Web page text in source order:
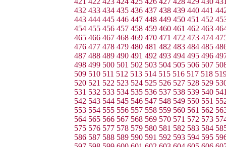
432 433 434 435 436 437 438 439 440 441
443 444 445 446 447 448 449 450 451 452
454 455 456 457 458 459 460 461 462 463
465 466 467 468 469 470 471 472 473 474
476 477 478 479 480 481 482 483 484 485
487 488 489 490 491 492 493 494 495 496
498 499 500 501 502 503 504 505 506 507
509 510 511 512 513 514 515 516 517 518
520 521 522 523 524 525 526 527 528 529
531 532 533 534 535 536 537 538 539 540
542 543 544 545 546 547 548 549 550 551
553 554 555 556 557 558 559 560 561 562
564 565 566 567 568 569 570 571 572 573
575 576 577 578 579 580 581 582 583 584
586 587 588 589 590 591 592 593 594 595